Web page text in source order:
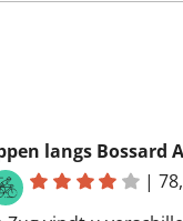
langs Bossard
|